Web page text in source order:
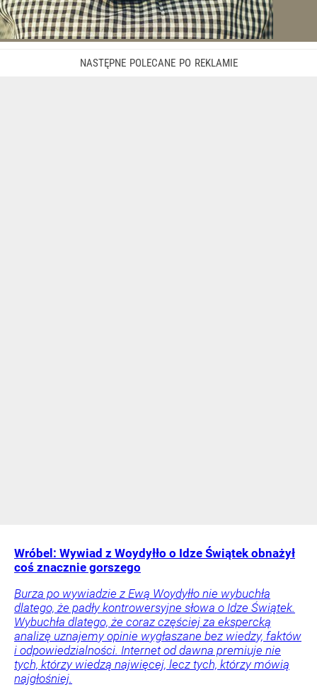
Wróbel: Wywiad z Woydyłło o Idze Świątek obnażył
coś znacznie gorszego
Burza po wywiadzie z Ewą Woydyłło nie wybuchła
dlatego, że padły kontrowersyjne słowa o Idze Świątek.
Wybuchła dlatego, że coraz częściej za ekspercką
analizę uznajemy opinie wygłaszane bez wiedzy, faktów
i odpowiedzialności. Internet od dawna premiuje nie
tych, którzy wiedzą najwięcej, lecz tych, którzy mówią
najgłośniej.